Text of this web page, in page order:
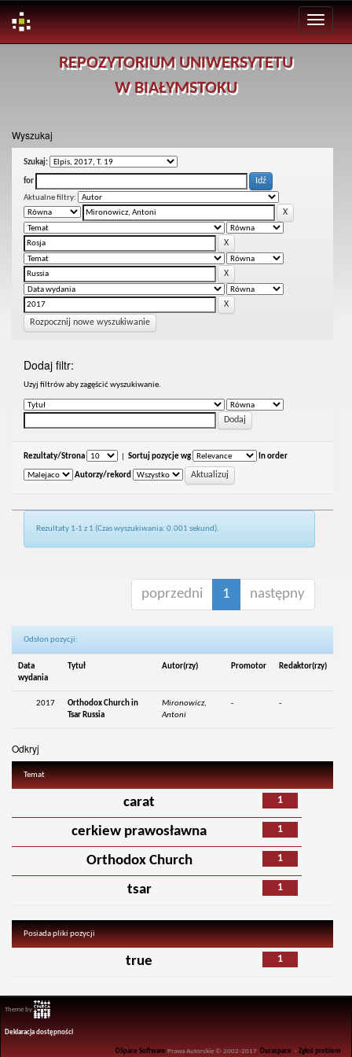
REPOZYTORIUM UNIWERSYTETU
W BIAŁYMSTOKU
Wyszukaj
Szukaj:
for
Aktualne filtry:
Rozpocznij nowe wyszukiwanie
Dodaj filtr:
Uzyj filtrów aby zagęścić wyszukiwanie.
Rezultaty/Strona Sortuj pozycje wg In order
Autorzy/rekord
Rezultaty 1-1 z 1 (Czas wyszukiwania: 0.001 sekund).
poprzedni 1 następny
Odsłon pozycji:
Data
wydania
Tytuł Autor(rzy) Promotor Redaktor(rzy)
2017
Orthodox Church in
Tsar Russia
Mironowicz,
Antoni
- -
Odkryj
Temat
1
carat
1
cerkiew prawosławna
1
Orthodox Church
1
tsar
Posiada pliki pozycji
1
true
Theme by
Deklaracja dostępności
DSpace Software Prawa Autorskie © 2002-2017 Duraspace -Zgłoś problem